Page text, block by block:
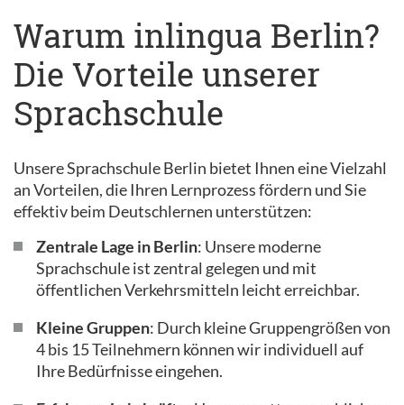
Warum inlingua Berlin?
Die Vorteile unserer
Sprachschule
Unsere Sprachschule Berlin bietet Ihnen eine Vielzahl
an Vorteilen, die Ihren Lernprozess fördern und Sie
effektiv beim Deutschlernen unterstützen:
Zentrale Lage in Berlin: Unsere moderne
Sprachschule ist zentral gelegen und mit
öffentlichen Verkehrsmitteln leicht erreichbar.
Kleine Gruppen: Durch kleine Gruppengrößen von
4 bis 15 Teilnehmern können wir individuell auf
Ihre Bedürfnisse eingehen.